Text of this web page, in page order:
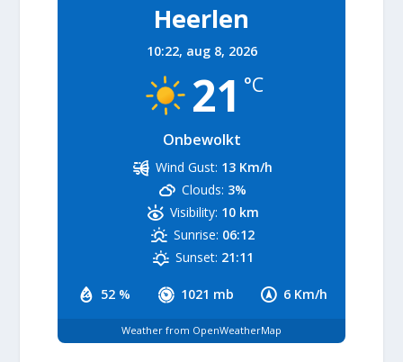
Heerlen
10:22, aug 8, 2026
21 °C
Onbewolkt
52 % 1021 mb 6 Km/h
Wind Gust: 13 Km/h
Clouds: 3%
Visibility: 10 km
Sunrise: 06:12
Sunset: 21:11
Weather from OpenWeatherMap